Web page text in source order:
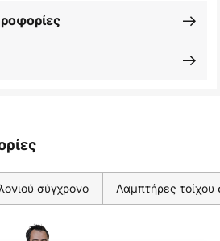
σύγχρονο Λαμπτήρες τοίχου